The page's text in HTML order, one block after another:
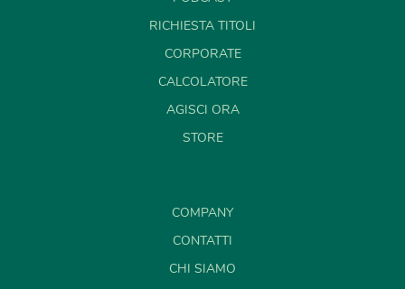
RICHIESTA TITOLI
CORPORATE
CALCOLATORE
AGISCI ORA
STORE
COMPANY
CONTATTI
CHI SIAMO